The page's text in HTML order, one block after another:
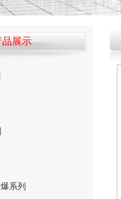
品展示
系列